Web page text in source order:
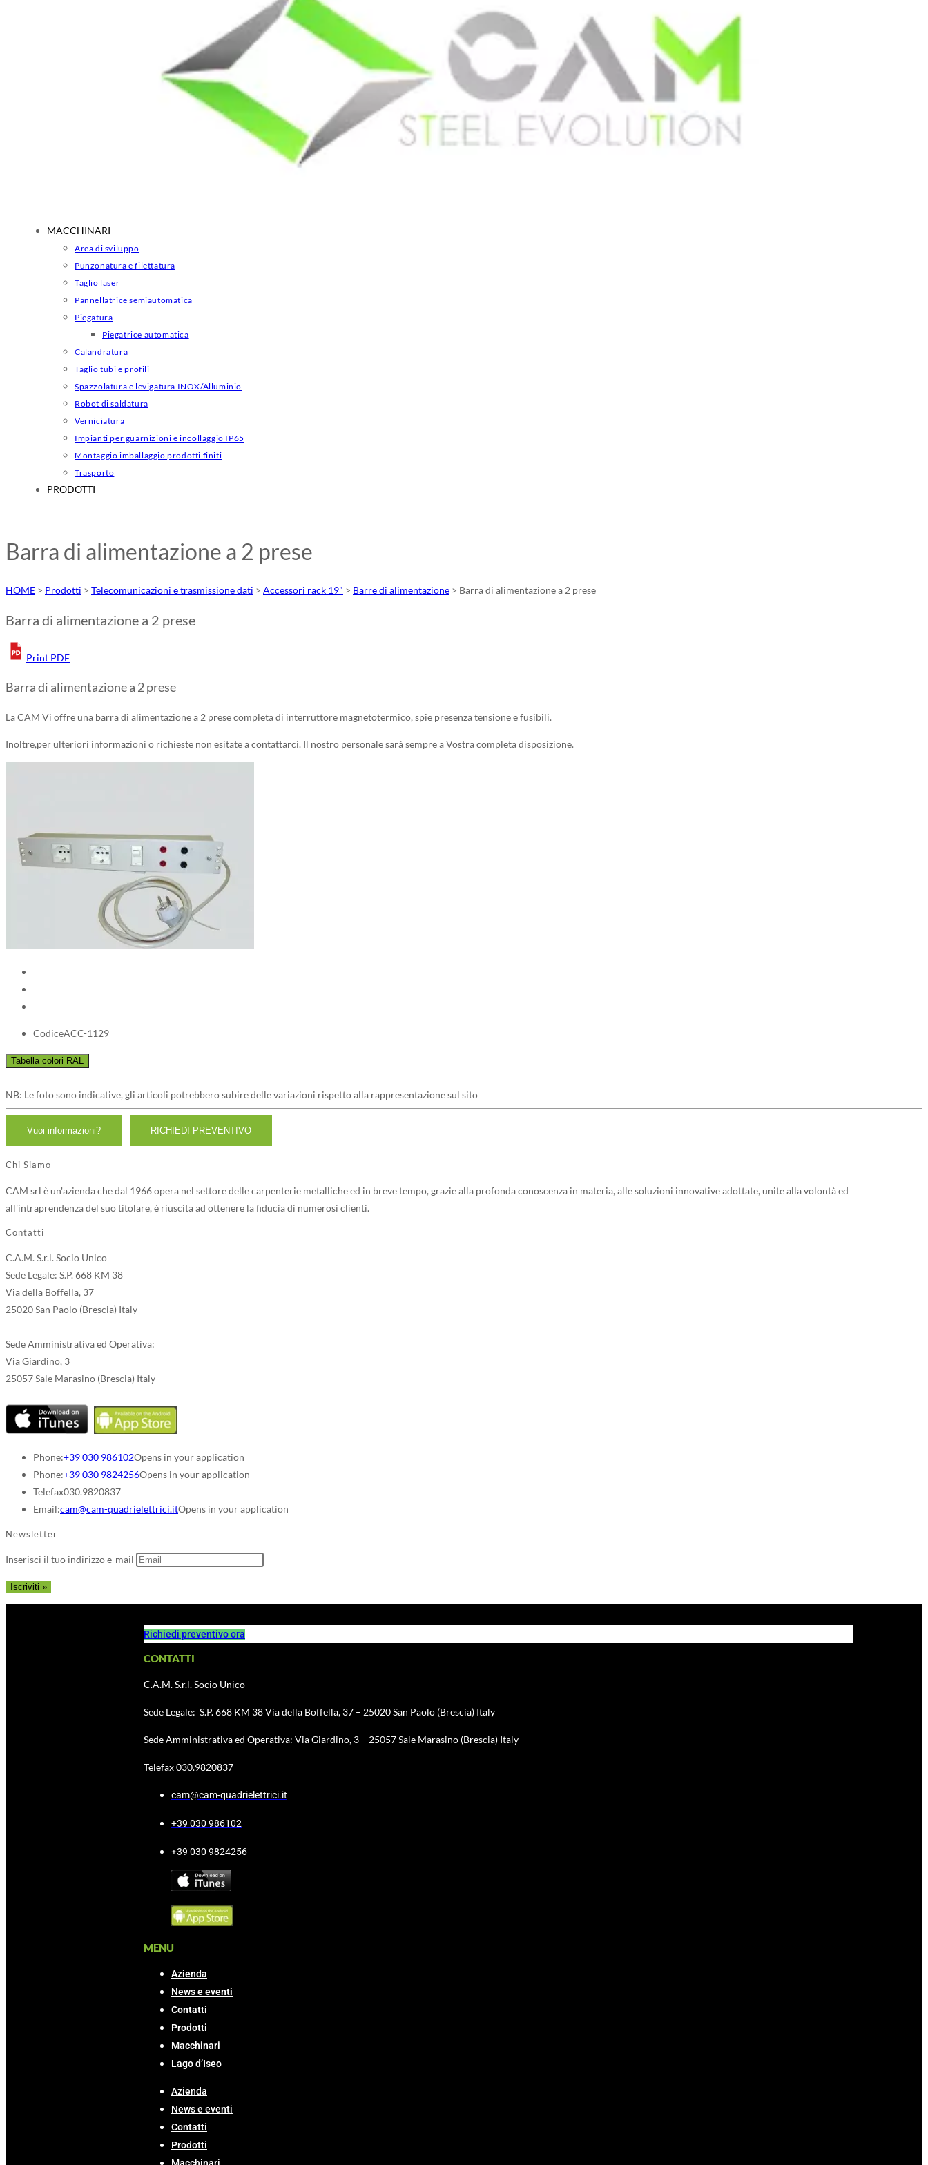
MACCHINARI
Area di sviluppo
Punzonatura e filettatura
Taglio laser
Pannellatrice semiautomatica
Piegatura
Piegatrice automatica
Calandratura
Taglio tubi e profili
Spazzolatura e levigatura INOX/Alluminio
Robot di saldatura
Verniciatura
Impianti per guarnizioni e incollaggio IP65
Montaggio imballaggio prodotti finiti
Trasporto
PRODOTTI
Barra di alimentazione a 2 prese
HOME > Prodotti > Telecomunicazioni e trasmissione dati > Accessori rack 19" > Barre di alimentazione > Barra di alimentazione a 2 prese
Barra di alimentazione a 2 prese
Print PDF
Barra di alimentazione a 2 prese
La CAM Vi offre una barra di alimentazione a 2 prese completa di interruttore magnetotermico, spie presenza tensione e fusibili.
Inoltre,per ulteriori informazioni o richieste non esitate a contattarci. Il nostro personale sarà sempre a Vostra completa disposizione.
CodiceACC-1129
NB: Le foto sono indicative, gli articoli potrebbero subire delle variazioni rispetto alla rappresentazione sul sito
Chi Siamo
CAM srl è un'azienda che dal 1966 opera nel settore delle carpenterie metalliche ed in breve tempo, grazie alla profonda conoscenza in materia, alle soluzioni innovative adottate, unite alla volontà ed
all'intraprendenza del suo titolare, è riuscita ad ottenere la fiducia di numerosi clienti.
Contatti
C.A.M. S.r.l. Socio Unico
Sede Legale: S.P. 668 KM 38
Via della Boffella, 37
25020 San Paolo (Brescia) Italy
Sede Amministrativa ed Operativa:
Via Giardino, 3
25057 Sale Marasino (Brescia) Italy
Phone:+39 030 986102Opens in your application
Phone:+39 030 9824256Opens in your application
Telefax030.9820837
Email:cam@cam-quadrielettrici.itOpens in your application
Newsletter
Inserisci il tuo indirizzo e-mail
Richiedi preventivo ora
CONTATTI
C.A.M. S.r.l. Socio Unico
Sede Legale: S.P. 668 KM 38 Via della Boffella, 37 – 25020 San Paolo (Brescia) Italy
Sede Amministrativa ed Operativa: Via Giardino, 3 – 25057 Sale Marasino (Brescia) Italy
Telefax 030.9820837
cam@cam-quadrielettrici.it
+39 030 986102
+39 030 9824256
MENU
Azienda
News e eventi
Contatti
Prodotti
Macchinari
Lago d’Iseo
Azienda
News e eventi
Contatti
Prodotti